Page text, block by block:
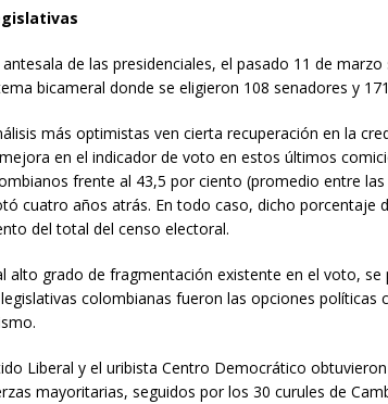
de las presidenciales, el pasado 11 de
bicameral donde se eligieron 108 senadores y
más optimistas ven cierta recuperación en la
en el indicador de voto en estos últimos
frente al 43,5 por ciento (promedio entre
cuatro años atrás. En todo caso, dicho porcentaje
del total del censo electoral.
alto grado de fragmentación existente en el voto,
colombianas fueron las opciones políticas
Liberal y el uribista Centro Democrático
mayoritarias, seguidos por los 30 curules de